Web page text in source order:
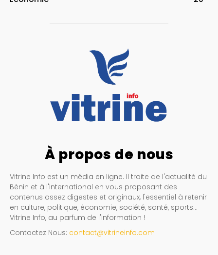
À propos de nous
Vitrine Info est un média en ligne. Il traite de l'actualité du
Bénin et à l'international en vous proposant des
contenus assez digestes et originaux, l'essentiel à retenir
en culture, politique, économie, société, santé, sports…
Vitrine Info, au parfum de l'information !
Contactez Nous: contact@vitrineinfo.com